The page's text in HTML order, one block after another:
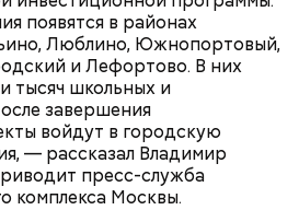
появятся в районах
Люблино, Южнопортовый,
и Лефортово. В них
тысяч школьных и
завершения
войдут в городскую
— рассказал Владимир
пресс-служба
комплекса Москвы.